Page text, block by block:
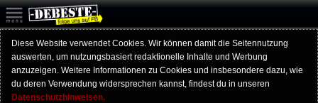
Diese Website verwendet Cookies. Wir können damit die Seitennutzung
auswerten, um nutzungsbasiert redaktionelle Inhalte und Werbung
anzuzeigen. Weitere Informationen zu Cookies und insbesondere dazu, wie
du deren Verwendung widersprechen kannst, findest du in unseren
Datenschutzhinweisen.